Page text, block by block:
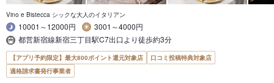
Vino e Bistecca シックな大人のイタリアン
10001～12000円
3001～4000円
都営新宿線新宿三丁目駅C7出口より徒歩約3分
【アプリ予約限定】最大800ポイント還元対象店
口コミ投稿特典対象店
適格請求書発行事業者